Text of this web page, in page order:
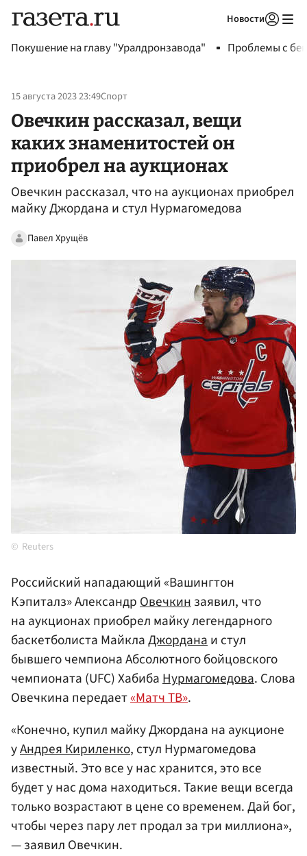
Новости
Покушение на главу "Уралдронзавода" Проблемы с
15 августа 2023 23:49Спорт
Овечкин рассказал, вещи
каких знаменитостей он
приобрел на аукционах
Овечкин рассказал, что на аукционах приобрел
майку Джордана и стул Нурмагомедова
Павел Хрущёв
Reuters
Российский нападающий «Вашингтон
Кэпиталз» АлександрОвечкинзаявил, что
на аукционах приобрел майку легендарного
баскетболиста МайклаДжорданаи стул
бывшего чемпиона Абсолютного бойцовского
чемпионата (UFC) ХабибаНурмагомедова. Слова
Овечкина передает«Матч ТВ».
«Конечно, купил майку Джордана на аукционе
уАндрея Кириленко, стул Нурмагомедова
известный. Это все у нас хранится, это все
будет у нас дома находиться. Такие вещи всегда
только возрастают в цене со временем. Дай бог,
чтобы через пару лет продал за три миллиона»,
— заявил Овечкин.